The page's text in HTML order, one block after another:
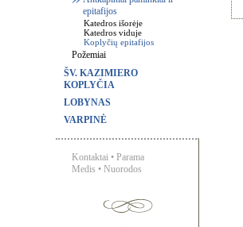
epitafijos
Katedros išorėje
Katedros viduje
Koplyčių epitafijos
Požemiai
ŠV. KAZIMIERO
KOPLYČIA
LOBYNAS
VARPINĖ
Kontaktai • Parama
Medis • Nuorodos